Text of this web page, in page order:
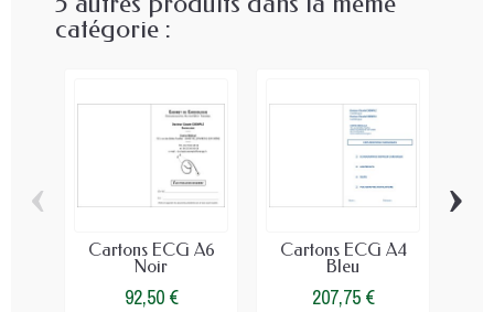
catégorie :
Cartons ECG A6
Noir
92,50 €
Cartons ECG A4
Bleu
207,75 €
‹ ›